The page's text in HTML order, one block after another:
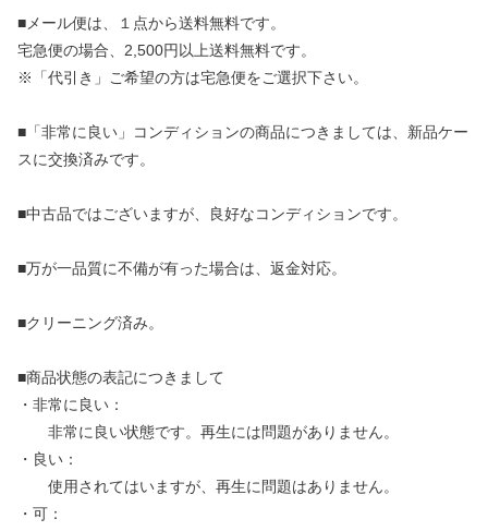
■メール便は、１点から送料無料です。
宅急便の場合、2,500円以上送料無料です。
※「代引き」ご希望の方は宅急便をご選択下さい。
■「非常に良い」コンディションの商品につきましては、新品ケー
スに交換済みです。
■中古品ではございますが、良好なコンディションです。
■万が一品質に不備が有った場合は、返金対応。
■クリーニング済み。
■商品状態の表記につきまして
・非常に良い：
非常に良い状態です。再生には問題がありません。
・良い：
使用されてはいますが、再生に問題はありません。
・可：